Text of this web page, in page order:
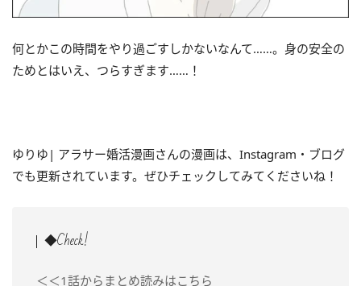
何とかこの時間をやり過ごすしかないなんて……。身の安全の
ためとはいえ、つらすぎます……！
ゆりゆ| アラサー婚活漫画さんの漫画は、Instagram・ブログ
でも更新されています。ぜひチェックしてみてくださいね！
◆Check!
＜＜1話からまとめ読みはこちら